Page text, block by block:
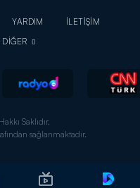
YARDIM
İLETİŞİM
DİĞER
Saklıdır.
sağlanmaktadır.